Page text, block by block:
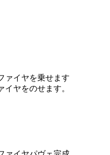
イヤをのせます。